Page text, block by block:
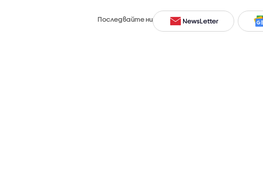
Последвайте ни NewsLetter